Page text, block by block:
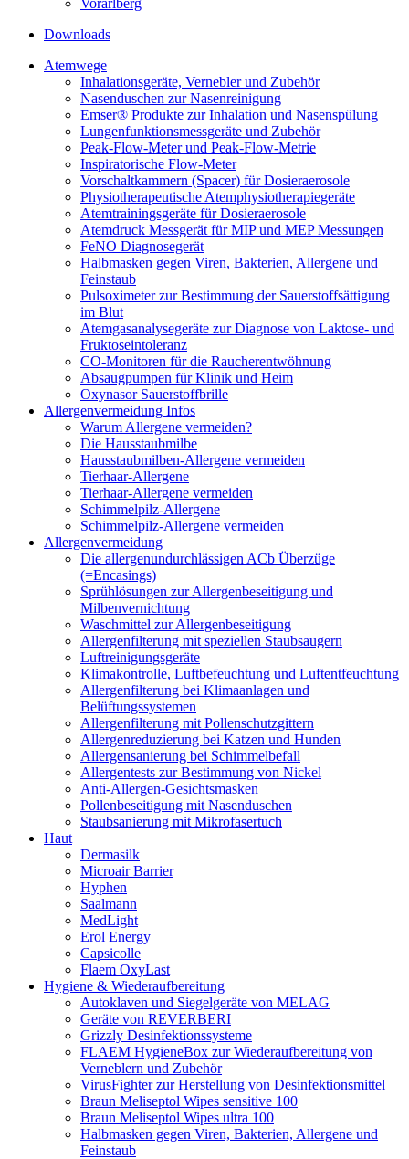
Vorarlberg
Downloads
Atemwege
Inhalationsgeräte, Vernebler und Zubehör
Nasenduschen zur Nasenreinigung
Emser® Produkte zur Inhalation und Nasenspülung
Lungenfunktionsmessgeräte und Zubehör
Peak-Flow-Meter und Peak-Flow-Metrie
Inspiratorische Flow-Meter
Vorschaltkammern (Spacer) für Dosieraerosole
Physiotherapeutische Atemphysiotherapiegeräte
Atemtrainingsgeräte für Dosieraerosole
Atemdruck Messgerät für MIP und MEP Messungen
FeNO Diagnosegerät
Halbmasken gegen Viren, Bakterien, Allergene und
Feinstaub
Pulsoximeter zur Bestimmung der Sauerstoffsättigung
im Blut
Atemgasanalysegeräte zur Diagnose von Laktose- und
Fruktoseintoleranz
CO-Monitoren für die Raucherentwöhnung
Absaugpumpen für Klinik und Heim
Oxynasor Sauerstoffbrille
Allergenvermeidung Infos
Warum Allergene vermeiden?
Die Hausstaubmilbe
Hausstaubmilben-Allergene vermeiden
Tierhaar-Allergene
Tierhaar-Allergene vermeiden
Schimmelpilz-Allergene
Schimmelpilz-Allergene vermeiden
Allergenvermeidung
Die allergenundurchlässigen ACb Überzüge
(=Encasings)
Sprühlösungen zur Allergenbeseitigung und
Milbenvernichtung
Waschmittel zur Allergenbeseitigung
Allergenfilterung mit speziellen Staubsaugern
Luftreinigungsgeräte
Klimakontrolle, Luftbefeuchtung und Luftentfeuchtung
Allergenfilterung bei Klimaanlagen und
Belüftungssystemen
Allergenfilterung mit Pollenschutzgittern
Allergenreduzierung bei Katzen und Hunden
Allergensanierung bei Schimmelbefall
Allergentests zur Bestimmung von Nickel
Anti-Allergen-Gesichtsmasken
Pollenbeseitigung mit Nasenduschen
Staubsanierung mit Mikrofasertuch
Haut
Dermasilk
Microair Barrier
Hyphen
Saalmann
MedLight
Erol Energy
Capsicolle
Flaem OxyLast
Hygiene & Wiederaufbereitung
Autoklaven und Siegelgeräte von MELAG
Geräte von REVERBERI
Grizzly Desinfektionssysteme
FLAEM HygieneBox zur Wiederaufbereitung von
Verneblern und Zubehör
VirusFighter zur Herstellung von Desinfektionsmittel
Braun Meliseptol Wipes sensitive 100
Braun Meliseptol Wipes ultra 100
Halbmasken gegen Viren, Bakterien, Allergene und
Feinstaub